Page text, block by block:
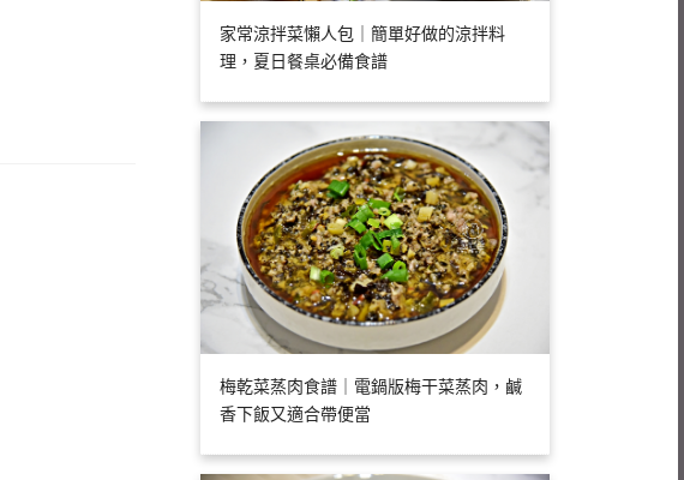
家常涼拌菜懶人包｜簡單好做的涼拌料
理，夏日餐桌必備食譜
梅乾菜蒸肉食譜｜電鍋版梅干菜蒸肉，鹹
香下飯又適合帶便當